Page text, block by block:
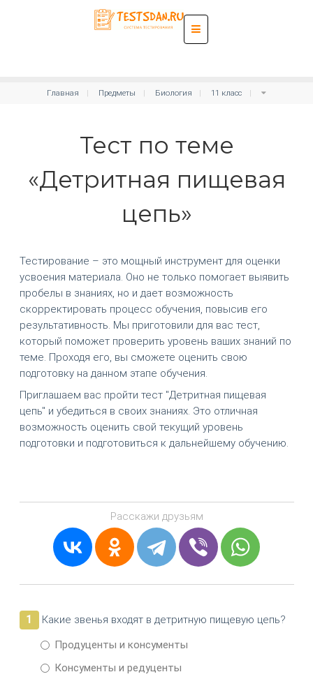
Главная Предметы Биология 11 класс
Тест по теме
«Детритная пищевая
цепь»
Тестирование – это мощный инструмент для оценки
усвоения материала. Оно не только помогает выявить
пробелы в знаниях, но и дает возможность
скорректировать процесс обучения, повысив его
результативность. Мы приготовили для вас тест,
который поможет проверить уровень ваших знаний по
теме. Проходя его, вы сможете оценить свою
подготовку на данном этапе обучения.
Приглашаем вас пройти тест "Детритная пищевая
цепь" и убедиться в своих знаниях. Это отличная
возможность оценить свой текущий уровень
подготовки и подготовиться к дальнейшему обучению.
Расскажи друзьям
1
Какие звенья входят в детритную пищевую цепь?
Продуценты и консументы
Консументы и редуценты